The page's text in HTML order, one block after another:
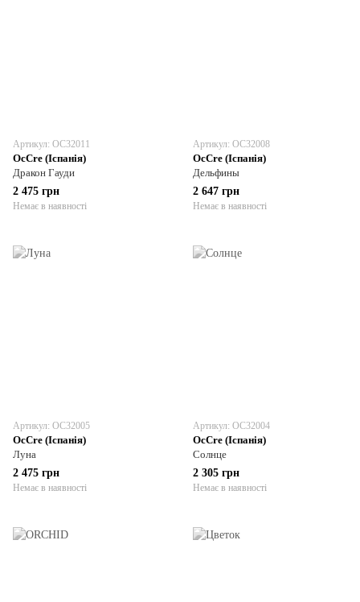
Артикул: OC32011
OcCre (Іспанія)
Дракон Гауди
2 475 грн
Немає в наявності
Артикул: OC32008
OcCre (Іспанія)
Дельфины
2 647 грн
Немає в наявності
Артикул: OC32005
OcCre (Іспанія)
Луна
2 475 грн
Немає в наявності
Артикул: OC32004
OcCre (Іспанія)
Солнце
2 305 грн
Немає в наявності